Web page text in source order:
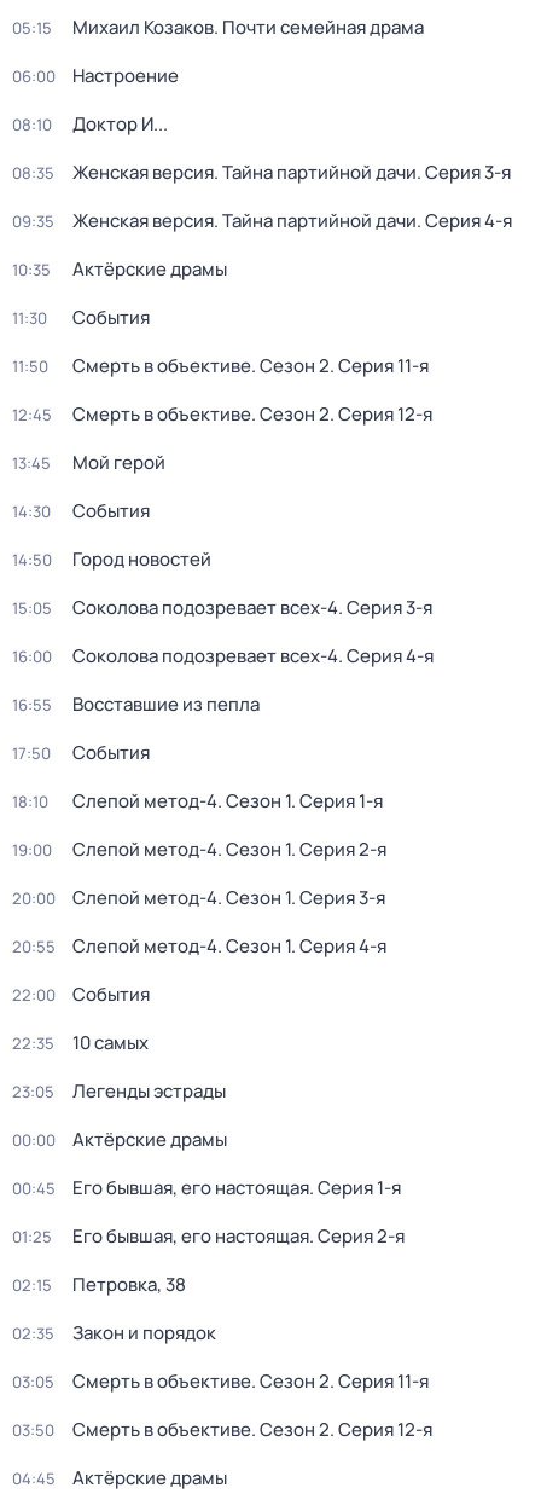
05:15 Михаил Козаков. Почти семейная драма
06:00 Настроение
08:10 Доктор И...
08:35 Женская версия. Тайна партийной дачи. Серия 3-я
09:35 Женская версия. Тайна партийной дачи. Серия 4-я
10:35 Актёрские драмы
11:30 События
11:50 Смерть в объективе. Сезон 2. Серия 11-я
12:45 Смерть в объективе. Сезон 2. Серия 12-я
13:45 Мой герой
14:30 События
14:50 Город новостей
15:05 Соколова подозревает всех-4. Серия 3-я
16:00 Соколова подозревает всех-4. Серия 4-я
16:55 Восставшие из пепла
17:50 События
18:10 Слепой метод-4. Сезон 1. Серия 1-я
19:00 Слепой метод-4. Сезон 1. Серия 2-я
20:00 Слепой метод-4. Сезон 1. Серия 3-я
20:55 Слепой метод-4. Сезон 1. Серия 4-я
22:00 События
22:35 10 самых
23:05 Легенды эстрады
00:00 Актёрские драмы
00:45 Его бывшая, его настоящая. Серия 1-я
01:25 Его бывшая, его настоящая. Серия 2-я
02:15 Петровка, 38
02:35 Закон и порядок
03:05 Смерть в объективе. Сезон 2. Серия 11-я
03:50 Смерть в объективе. Сезон 2. Серия 12-я
04:45 Актёрские драмы